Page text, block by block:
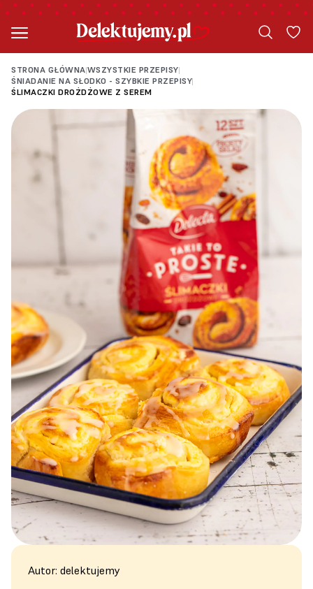
STRONA GŁÓWNA|WSZYSTKIE PRZEPISY|
ŚNIADANIE NA SŁODKO - SZYBKIE PRZEPISY|
ŚLIMACZKI DROŻDŻOWE Z SEREM
Autor: delektujemy